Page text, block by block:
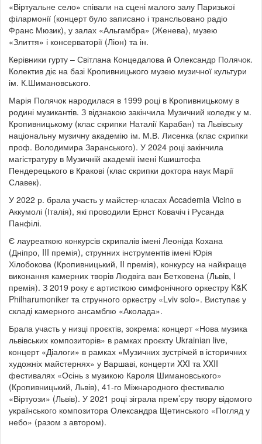
«Віртуальне село» співали на сцені малого залу Паризької
філармонії (концерт було записано і трансльовано радіо
Франс Мюзик), у залах «Альгамбра» (Женева), музею
«Злиття» і консерваторії (Ліон) та ін.
Керівники гурту – Світлана Концедалова й Олександр Полячок.
Колектив діє на базі Кропивницького музею музичної культури
ім. К.Шимановського.
Марія Полячок народилася в 1999 році в Кропивницькому в
родині музикантів. З відзнакою закінчила Музичний коледж у м.
Кропивницькому (клас скрипки Наталії Карабан) та Львівську
національну музичну академію ім. М.В. Лисенка (клас скрипки
проф. Володимира Заранського). У 2024 році закінчила
магістратуру в Музичній академії імені Кшиштофа
Пендерецького в Кракові (клас скрипки доктора наук Марії
Славек).
У 2022 р. брала участь у майстер-класах Accademia Vicino в
Аккумолі (Італія), які проводили Ернст Ковачіч і Русанда
Панфілі.
Є лауреаткою конкурсів скрипалів імені Леоніда Кохана
(Дніпро, III премія), струнних інструментів імені Юрія
Хілобокова (Кропивницький, II премія), конкурсу на найкраще
виконання камерних творів Людвіга ван Бетховена (Львів, I
премія). З 2019 року є артисткою симфонічного оркестру K&K
Philharumoniker та струнного оркестру «Lviv solo». Виступає у
складі камерного ансамблю «Аколада».
Брала участь у низці проєктів, зокрема: концерт «Нова музика
львівських композиторів» в рамках проєкту Ukrainian live,
концерт «Діалоги» в рамках «Музичних зустрічей в історичних
художніх майстернях» у Варшаві, концерти XXI та XXII
фестивалях «Осінь з музикою Кароля Шимановського»
(Кропивницький, Львів), 41-го Міжнародного фестивалю
«Віртуози» (Львів). У 2021 році зіграла прем’єру твору відомого
українського композитора Олександра Щетинського «Погляд у
небо» (разом з автором).